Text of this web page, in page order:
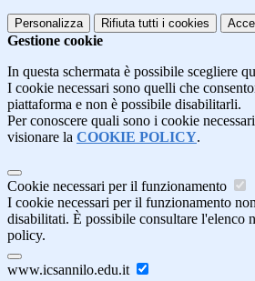
Personalizza Rifiuta tutti i cookies
Gestione cookie
In questa schermata è possibile scegliere
I cookie necessari sono quelli che
piattaforma e non è possibile disabilitarli.
Per conoscere quali sono i cookie
visionare la COOKIE POLICY.
Cookie necessari per il funzionamento
I cookie necessari per il funzionamento
disabilitati. È possibile consultare l'elenco
policy.
www.icsannilo.edu.it